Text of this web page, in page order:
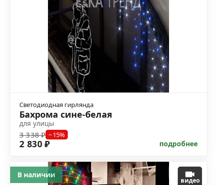
Светодиодная гирлянда
Бахрома сине-белая
для улицы
3 338 ₽ −15%
2 830 ₽ подробнее
видео
В наличии